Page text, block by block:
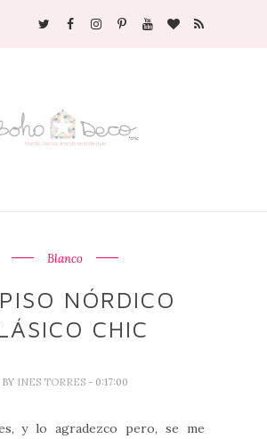
Blanco
NÓRDICO
CHIC
BY INES TORRES - 0:17:00
y lo agradezco pero, se me